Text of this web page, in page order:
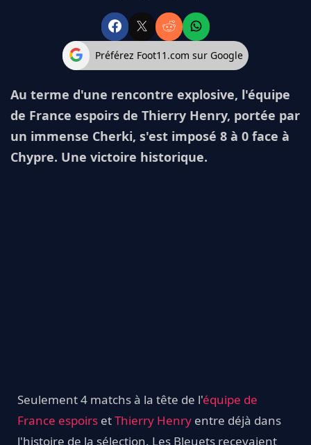
Préférez Foot11.com sur Google
Au terme d'une rencontre explosive, l'équipe
de France espoirs de Thierry Henry, portée par
un immense Cherki, s'est imposé 8 à 0 face à
Chypre. Une victoire historique.
Seulement 4 matchs à la tête de l'équipe de
France espoirs etThierry Henry entre déjà dans
l'histoire de la sélection. Les Bleuets recevaient